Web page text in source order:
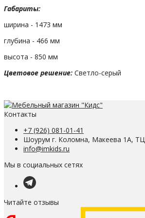
Габариты:
ширина - 1473 мм
глубина - 466 мм
высота - 850 мм
Цветовое решение: Светло-серый
Контакты
+7 (926) 081-01-41
Шоурум г. Коломна, Макеева 1А,
info@imkids.ru
Мы в социальных сетях
Читайте отзывы